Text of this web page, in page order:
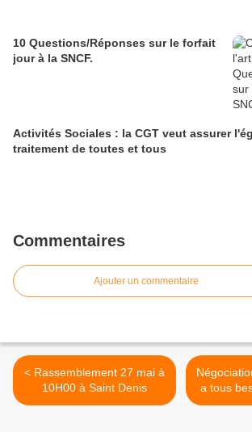
10 Questions/Réponses sur le forfait
jour à la SNCF.
Activités Sociales : la CGT veut assurer
traitement de toutes et tous
Commentaires
Ajouter un commentaire
< Rassemblement 27 mai à
10H00 à Saint Denis
a tous